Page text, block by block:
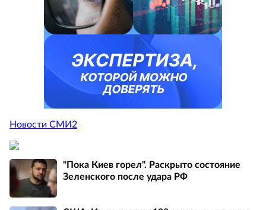
Новости СМИ2
"Пока Киев горел". Раскрыто состояние
Зеленского после удара РФ